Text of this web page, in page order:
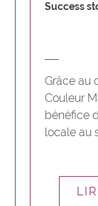
Success
Grâce au
Couleur
bénéfice
locale au